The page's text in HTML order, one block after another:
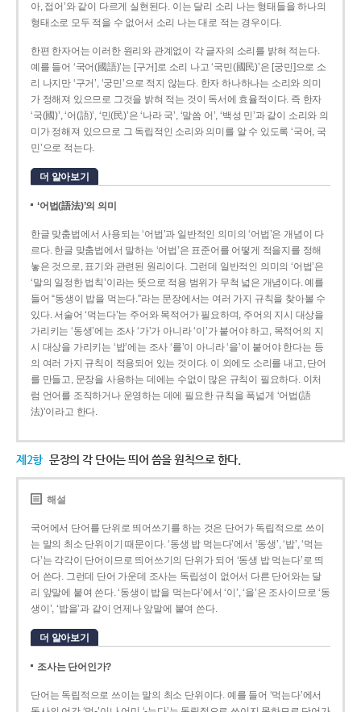
아, 접어’와 같이 다르게 실현된다. 이는 달리 소리 나는 형태들을 하나의
형태소로 모두 적을 수 없어서 소리 나는 대로 적는 경우이다.
한편 한자어는 이러한 원리와 관계없이 각 글자의 소리를 밝혀 적는다.
예를 들어 ‘국어(國語)’는 [구거]로 소리 나고 ‘국민(國民)’은 [궁민]으로 소
리 나지만 ‘구거’, ‘궁민’으로 적지 않는다. 한자 하나하나는 소리와 의미
가 정해져 있으므로 그것을 밝혀 적는 것이 독서에 효율적이다. 즉 한자
‘국(國)’, ‘어(語)’, ‘민(民)’은 ‘나라 국’, ‘말씀 어’, ‘백성 민’과 같이 소리와 의
미가 정해져 있으므로 그 독립적인 소리와 의미를 알 수 있도록 ‘국어, 국
민’으로 적는다.
더 알아보기
‘어법(語法)’의 의미
한글 맞춤법에서 사용되는 ‘어법’과 일반적인 의미의 ‘어법’은 개념이 다
르다. 한글 맞춤법에서 말하는 ‘어법’은 표준어를 어떻게 적을지를 정해
놓은 것으로, 표기와 관련된 원리이다. 그런데 일반적인 의미의 ‘어법’은
‘말의 일정한 법칙’이라는 뜻으로 적용 범위가 무척 넓은 개념이다. 예를
들어 “동생이 밥을 먹는다.”라는 문장에서는 여러 가지 규칙을 찾아볼 수
있다. 서술어 ‘먹는다’는 주어와 목적어가 필요하며, 주어의 지시 대상을
가리키는 ‘동생’에는 조사 ‘가’가 아니라 ‘이’가 붙어야 하고, 목적어의 지
시 대상을 가리키는 ‘밥’에는 조사 ‘를’이 아니라 ‘을’이 붙어야 한다는 등
의 여러 가지 규칙이 적용되어 있는 것이다. 이 외에도 소리를 내고, 단어
를 만들고, 문장을 사용하는 데에는 수없이 많은 규칙이 필요하다. 이처
럼 언어를 조직하거나 운영하는 데에 필요한 규칙을 폭넓게 ‘어법(語
法)’이라고 한다.
제2항 문장의 각 단어는 띄어 씀을 원칙으로 한다.
해설
국어에서 단어를 단위로 띄어쓰기를 하는 것은 단어가 독립적으로 쓰이
는 말의 최소 단위이기 때문이다. ‘동생 밥 먹는다’에서 ‘동생’, ‘밥’, ‘먹는
다’는 각각이 단어이므로 띄어쓰기의 단위가 되어 ‘동생 밥 먹는다’로 띄
어 쓴다. 그런데 단어 가운데 조사는 독립성이 없어서 다른 단어와는 달
리 앞말에 붙여 쓴다. ‘동생이 밥을 먹는다’에서 ‘이’, ‘을’은 조사이므로 ‘동
생이’, ‘밥을’과 같이 언제나 앞말에 붙여 쓴다.
더 알아보기
조사는 단어인가?
단어는 독립적으로 쓰이는 말의 최소 단위이다. 예를 들어 ‘먹는다’에서